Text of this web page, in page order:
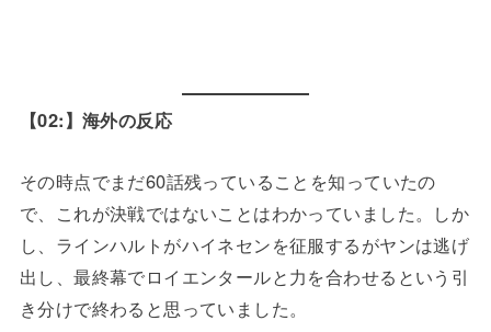
【02:】海外の反応
その時点でまだ60話残っていることを知っていたの
で、これが決戦ではないことはわかっていました。しか
し、ラインハルトがハイネセンを征服するがヤンは逃げ
出し、最終幕でロイエンタールと力を合わせるという引
き分けで終わると思っていました。